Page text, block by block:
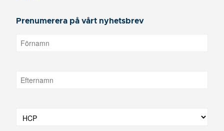
Prenumerera på vårt nyhetsbrev